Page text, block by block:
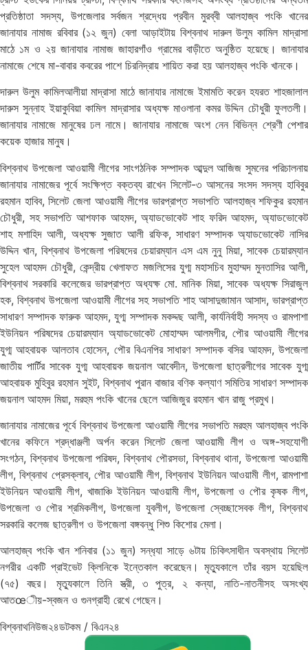
প্রতিষ্ঠাতা সদস্য, উপজেলার সর্বজন শ্রদ্ধেয় প্রবীন মুরব্বী আলহাজ্ব পংকি খানের
জানাযার নামাজ রবিবার (১২ জুন) বেলা আড়াইটায় বিশ্বনাথ দারুল উলুম কামিল মাদ্রাসা
মাঠে ১ম ও ২য় জানাযার নামাজ জাহারগাঁও গ্রামের বাড়ীতে অনুষ্ঠিত হয়েছে। জানাযার
নামাজে শেষে মা-বাবার কবরের পাশে চিরনিদ্রায় শায়িত করা হয় আলহাজ্ব পংকি খানকে।
দারুল উলুম কামিলআলীয়া মাদ্রাসা মাঠে জানাযার নামাজে ইমামতি করেন হযরত শাহজালাল
দারুস সুন্নাহ ইয়াকুবিয়া কামিল মাদ্রাসার অধ্যক্ষ মাওলানা কমর উদ্দিন চৌধুরী ফুলতলী।
জানাযার নামাজে মানুষের ঢল নামে। জানাযার নামাজে অংশ নেন বিভিন্ন শ্রেণী পেশার
কয়েক হাজার মানুষ।
বিশ্বনাথ উপজেলা আওয়ামী লীগের সাংগঠনিক সম্পাদক আব্দুল আজিজ সুমনের পরিচালনায়
জানাযার নামাজের পূর্বে সংক্ষিপ্ত বক্তব্য রাখেন সিলেট-৩ আসনের সংসদ সদস্য হাবিবুর
রহমান হাবিব, সিলেট জেলা আওয়ামী লীগের ভারপ্রাপ্ত সভাপতি আলহাজ্ব শফিকুর রহমান
চৌধুরী, সহ সভাপতি আশফাক আহমদ, অ্যাডভোকেট শাহ ফরিদ আহমদ, অ্যাডভোকেট
শাহ মশাহিদ আলী, অধ্যক্ষ সুজাত আলী রফিক, সাধারণ সম্পাদক অ্যাডভোকেট নাসির
উদ্দিন খান, বিশ্বনাথ উপজেলা পরিষদের চেয়ারম্যান এস এম নুনু মিয়া, সাবেক চেয়ারম্যান
সুহেল আহমদ চৌধুরী, কেন্দ্রীয় খেলাফত মজলিসের যুগ্ম মহাসচিব মুহাম্মদ মুনতাসির আলী,
বিশ্বনাথ সরকারি কলেজের ভারপ্রাপ্ত অধ্যক্ষ মো. মানিক মিয়া, সাবেক অধ্যক্ষ সিরাজুল
হক, বিশ্বনাথ উপজেলা আওয়ামী লীগের সহ সভাপতি শাহ আসাদুজামান আসাদ, ভারপ্রাপ্ত
সাধারণ সম্পাদক ফারুক আহমদ, যুগ্ম সম্পাদক মকদ্দছ আলী, কার্যনির্বাহী সদস্য ও রামপাশা
ইউনিয়ন পরিষদের চেয়ারম্যান অ্যাডভোকেট মোহাম্মদ আলমগীর, পৌর আওয়ামী লীগের
যুগ্ম আহবায়ক আলতাব হোসেন, পৌর বিএনপির সাধারণ সম্পাদক বসির আহমদ, উপজেলা
জাতীয় পার্টির সাবেক যুগ্ম আহবায়ক জয়নাল আবেদীন, উপজেলা ছাত্রলীগের সাবেক যুগ্ম
আহবায়ক মুহিবুর রহমান সুইট, বিশ্বনাথ পুরান বাজার বণিক কল্যাণ সমিতির সাধারণ সম্পাদক
জয়নাল আহমদ মিয়া, মরহুম পংকি খানের ছেলে আজিজুর রহমান খান রাজু প্রমুখ।
জানাযার নামাজের পূর্বে বিশ্বনাথ উপজেলা আওয়ামী লীগের সভাপতি মরহুম আলহাজ্ব পংকি
খানের কফিনে শ্রদ্ধাঞ্জলী অর্পন করেন সিলেট জেলা আওয়ামী লীগ ও অঙ্গ-সহযোগী
সংগঠন, বিশ্বনাথ উপজেলা পরিষদ, বিশ্বনাথ পৌরসভা, বিশ্বনাথ থানা, উপজেলা আওয়ামী
লীগ, বিশ্বনাথ প্রেসক্লাব, পৌর আওয়ামী লীগ, বিশ্বনাথ ইউনিয়ন আওয়ামী লীগ, রামপাশা
ইউনিয়ন আওয়ামী লীগ, খাজাঞ্চি ইউনিয়ন আওয়ামী লীগ, উপজেলা ও পৌর কৃষক লীগ,
উপজেলা ও পৌর শ্রমিকলীগ, উপজেলা যুবলীগ, উপজেলা স্বেচ্ছাসেবক লীগ, বিশ্বনাথ
সরকারি কলেজ ছাত্রলীগ ও উপজেলা বঙ্গবন্ধু শিশু কিশোর মেলা।
আলহাজ্ব পংকি খান শনিবার (১১ জুন) সন্ধ‌্যা সাড়ে ৬টায় চিকিৎসাধীন অবস্থায় সিলেট
নগরীর একটি প্রাইভেট ক্লিনিকে ইন্তেকাল করেছেন। মৃত্যুকালে তাঁর বয়স হয়েছিল
(৭৫) বছর। মৃত্যুকালে তিনি স্ত্রী, ৩ পুত্র, ২ কন্যা, নাতি-নাতনীসহ অসংখ্য
আতœীয়-স্বজন ও গুনগ্রাহী রেখে গেছেন।
বিশ্বনাথনিউজ২৪ডটকম / বিএন২৪